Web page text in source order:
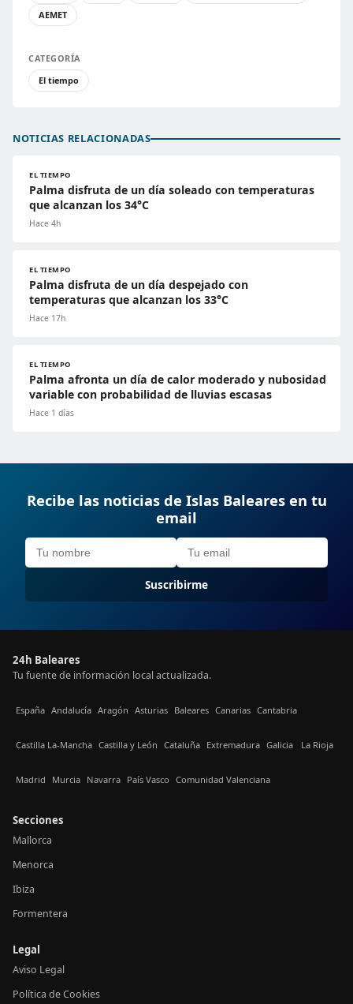
AEMET
CATEGORÍA
El tiempo
NOTICIAS RELACIONADAS
EL TIEMPO
Palma disfruta de un día soleado con temperaturas
que alcanzan los 34°C
Hace 4h
EL TIEMPO
Palma disfruta de un día despejado con
temperaturas que alcanzan los 33°C
Hace 17h
EL TIEMPO
Palma afronta un día de calor moderado y nubosidad
variable con probabilidad de lluvias escasas
Hace 1 días
Recibe las noticias de Islas Baleares en tu
email
Suscribirme
24h Baleares
Tu fuente de información local actualizada.
España Andalucía Aragón Asturias Baleares Canarias Cantabria
Castilla La-Mancha Castilla y León Cataluña Extremadura Galicia La Rioja
Madrid Murcia Navarra País Vasco Comunidad Valenciana
Secciones
Mallorca
Menorca
Ibiza
Formentera
Legal
Aviso Legal
Política de Cookies